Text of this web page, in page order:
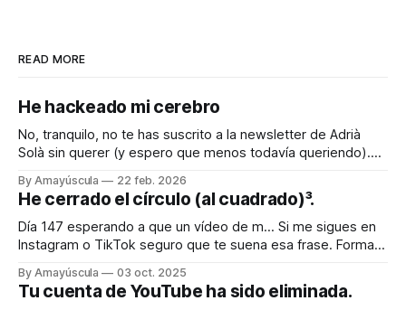
READ MORE
He hackeado mi cerebro
No, tranquilo, no te has suscrito a la newsletter de Adrià
Solà sin querer (y espero que menos todavía queriendo).
para engañar a mi cerebro, que es como la piedra de Sísifo,
todos los días empujándolo para que cuando llega el
By Amayúscula 22 feb. 2026
He cerrado el círculo (al cuadrado)³.
Día 147 esperando a que un vídeo de m… Si me sigues en
Instagram o TikTok seguro que te suena esa frase. Forma
con la idea de superar el millón de visitas con contenido
paupérrimo. En Instagram lo conseguí a
By Amayúscula 03 oct. 2025
Tu cuenta de YouTube ha sido eliminada.